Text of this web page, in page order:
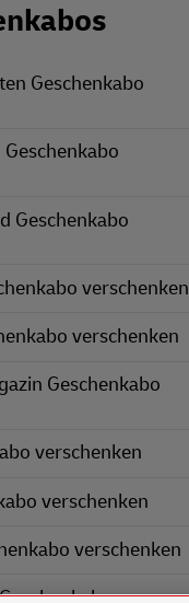
Geschenkabo
Geschenkabo
verschenken
verschenken
Geschenkabo
verschenken
verschenken
verschenken